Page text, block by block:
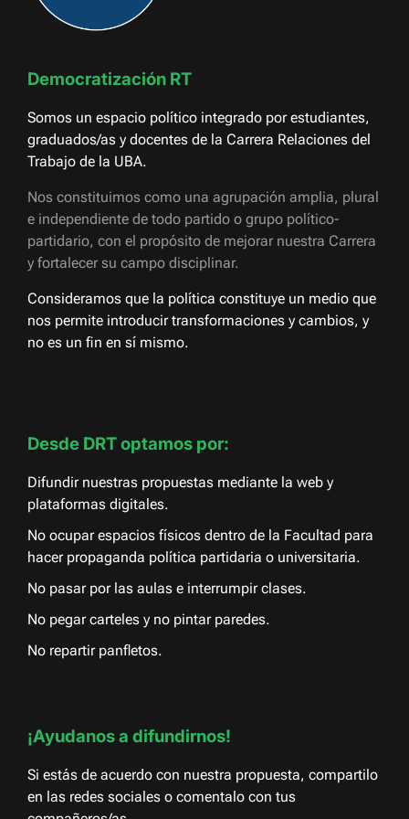
Democratización RT
Somos un espacio político integrado por estudiantes,
graduados/as y docentes de la Carrera Relaciones del
Trabajo de la UBA.
Nos constituimos como una agrupación amplia, plural
e independiente de todo partido o grupo político-
partidario, con el propósito de mejorar nuestra Carrera
y fortalecer su campo disciplinar.
Consideramos que la política constituye un medio que
nos permite introducir transformaciones y cambios, y
no es un fin en sí mismo.
Desde DRT optamos por:
Difundir nuestras propuestas mediante la web y
plataformas digitales.
No ocupar espacios físicos dentro de la Facultad para
hacer propaganda política partidaria o universitaria.
No pasar por las aulas e interrumpir clases.
No pegar carteles y no pintar paredes.
No repartir panfletos.
¡Ayudanos a difundirnos!
Si estás de acuerdo con nuestra propuesta, compartilo
en las redes sociales o comentalo con tus